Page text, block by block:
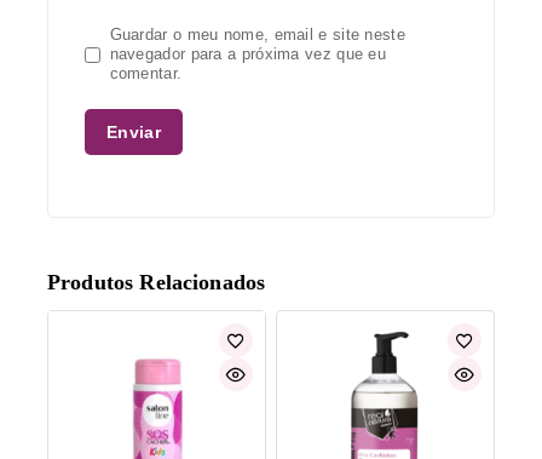
Guardar o meu nome, email e site neste
navegador para a próxima vez que eu
comentar.
Produtos Relacionados